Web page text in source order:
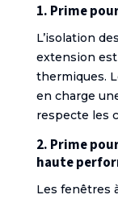
1. Prime
L’isolation
extension
thermiques.
en charge
respecte les
2. Prime
haute
Les fenêtres